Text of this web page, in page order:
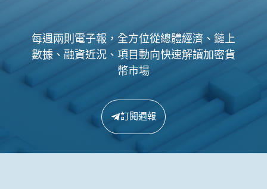
每週兩則電子報，全方位從總體經濟、鏈上
數據、融資近況、項目動向快速解讀加密貨
幣市場
訂閱週報